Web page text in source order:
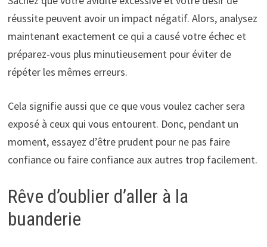
réussite peuvent avoir un impact négatif. Alors, analysez
maintenant exactement ce qui a causé votre échec et
préparez-vous plus minutieusement pour éviter de
répéter les mêmes erreurs.
Cela signifie aussi que ce que vous voulez cacher sera
exposé à ceux qui vous entourent. Donc, pendant un
moment, essayez d’être prudent pour ne pas faire
confiance ou faire confiance aux autres trop facilement.
Rêve d’oublier d’aller à la
buanderie